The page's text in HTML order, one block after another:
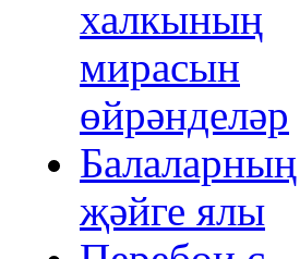
халкының
мирасын
өйрәнделәр
Балаларның
җәйге ялы